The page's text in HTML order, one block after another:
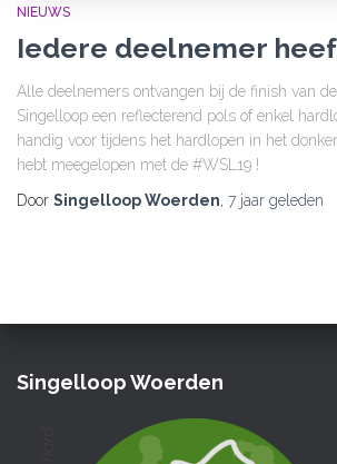
NIEUWS
Iedere deelnemer
Alle deelnemers ontvangen bij de finish van
Singelloop een reflecterend pols of enkel
handig voor tijdens het hardlopen in het
hebt meegelopen met de #WSL19 !
Door Singelloop Woerden, 7 jaar geleden
Singelloop Woerden